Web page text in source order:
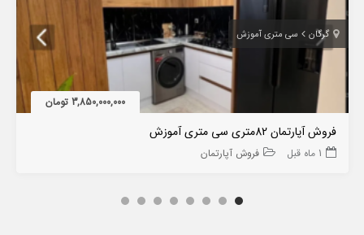
گرگان سی متری آموزش
3,850,000,000 تومان
فروش آپارتمان 82متری سی متری آموزش
1 ماه قبل فروش آپارتمان